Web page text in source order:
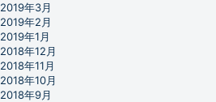
2019年3月
2019年2月
2019年1月
2018年12月
2018年11月
2018年10月
2018年9月